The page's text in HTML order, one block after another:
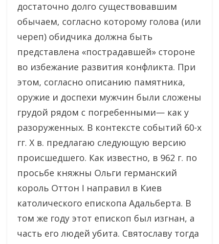
достаточно долго существовавшим
обычаем, согласно которому голова (или
череп) обидчика должна быть
представлена «пострадавшей» стороне
во избежание развития конфликта. При
этом, согласно описанию памятника,
оружие и доспехи мужчин были сложены
грудой рядом с погребенными— как у
разоруженных. В контексте событий 60-х
гг. X в. предлагаю следующую версию
происшедшего. Как известно, в 962 г. по
просьбе княжны Ольги германский
король Оттон I направил в Киев
католического епископа Адальберта. В
том же году этот епископ был изгнан, а
часть его людей убита. Святославу тогда